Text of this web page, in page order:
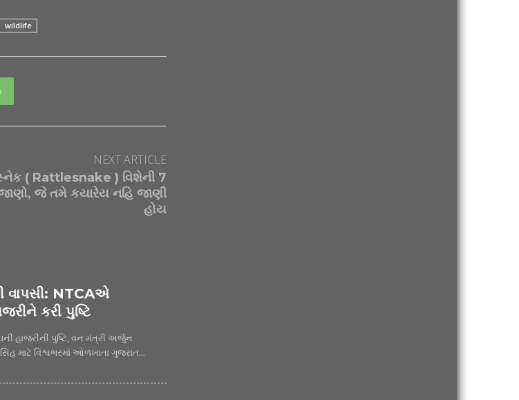
wildlife
NEXT ARTICLE
( Rattlesnake ) વિશેની 7
જે તમે કયારેય નહિ જાણી
હોય
વાપસી: NTCAએ
કરી પુષ્ટિ
હાજરીની પુષ્ટિ, વન મંત્રી અર્જુન
એશિયાટિક સિંહ માટે વિશ્વભરમાં ઓળખાતા ગુજરાત...